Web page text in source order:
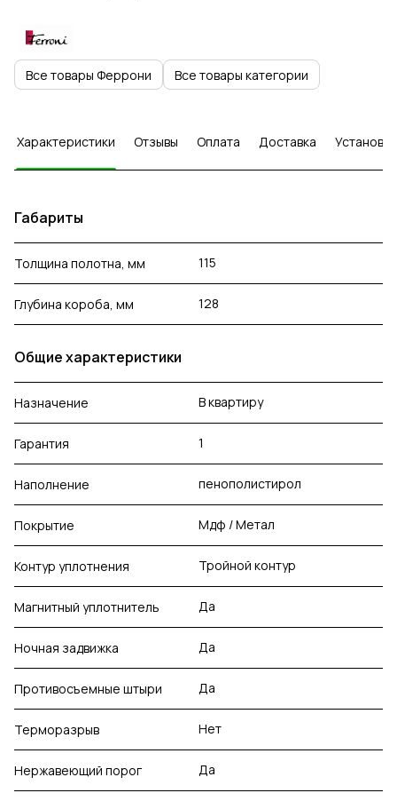
Все товары Феррони Все товары категории
Характеристики Отзывы Оплата Доставка Установка
Габариты
Толщина полотна, мм 115
Глубина короба, мм 128
Общие характеристики
Назначение В квартиру
Гарантия 1
Наполнение пенополистирол
Покрытие Мдф / Метал
Контур уплотнения Тройной контур
Магнитный уплотнитель Да
Ночная задвижка Да
Противосъемные штыри Да
Терморазрыв Нет
Нержавеющий порог Да